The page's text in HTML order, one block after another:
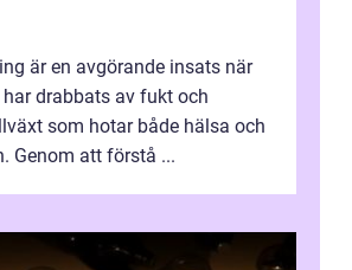
är en avgörande insats när
drabbats av fukt och
som hotar både hälsa och
Genom att förstå ...